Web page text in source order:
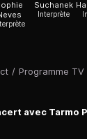
/ Programme TV
avec Tarmo
Suchanek
Interprète